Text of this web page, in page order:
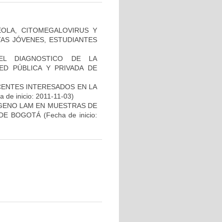
CITOMEGALOVIRUS Y
JÓVENES, ESTUDIANTES
DIAGNOSTICO DE LA
PÚBLICA Y PRIVADA DE
INTERESADOS EN LA
de inicio: 2011-11-03)
LAM EN MUESTRAS DE
BOGOTÁ(Fecha de inicio: